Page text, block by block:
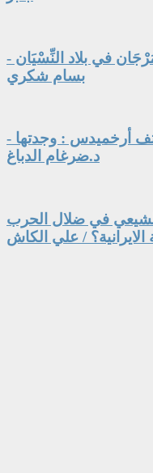
في بلاد النِّسْيَان -
بسام شكري
أرخميدس : وجدتها -
د.ضرغام الدباغ
الشيعي في ضلال الحرب
الايرانية؟ / علي الكاش